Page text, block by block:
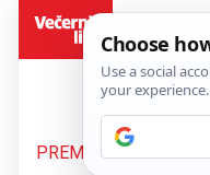
PREMIER LIGA